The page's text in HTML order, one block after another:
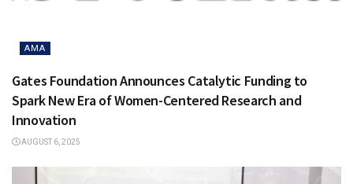
AMA
Gates Foundation Announces Catalytic Funding to
Spark New Era of Women-Centered Research and
Innovation
AUGUST 6, 2025